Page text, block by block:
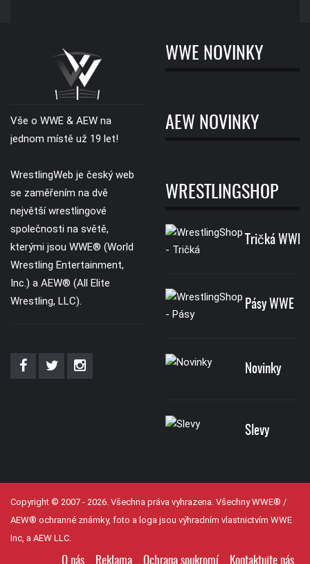
Vše o WWE & AEW na
jednom místě už 19 let!
WrestlingWeb je český web
se zaměřením na dvě
největší wrestlingové
společnosti na světě,
kterými jsou WWE® (World
Wrestling Entertainment,
Inc.) a AEW® (All Elite
Wrestling, LLC).
WWE NOVINKY
AEW NOVINKY
WRESTLINGSHOP
Tričká WWE
Pásy WWE
Novinky
Slevy
Copyright © 2007 - 2026. Všechna práva vyhrazena. Všechny WWE® /
AEW® ochranné známky, foto a loga jsou výhradním vlastnictvím WWE
Inc, a AEW LLC.
O nás Reklama Ochrana soukromí Kontaktujte nás